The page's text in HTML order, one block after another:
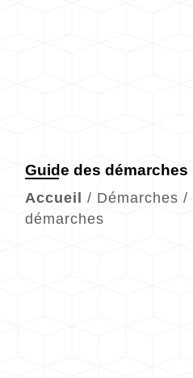
Guide des démarches
Accueil / Démarches /
démarches